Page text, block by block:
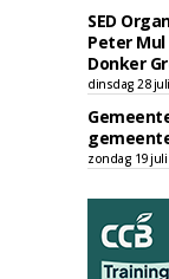
SED
Peter
Donker
dinsdag 28
zondag 19 juli